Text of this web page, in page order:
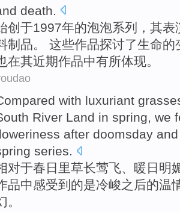
death
创于1997年的泡泡系列 ，其表
制品 。 这些作品探讨了生命的
在其近期作品中有所体现。
with luxuriant
River Land in spring, we
after doomsday and
series.
对于春日 里草长莺飞、暖日 明
品中感受到 的是冷峻之后的温
。